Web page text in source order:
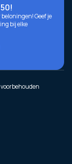
beloningen! Geef je
bij elke